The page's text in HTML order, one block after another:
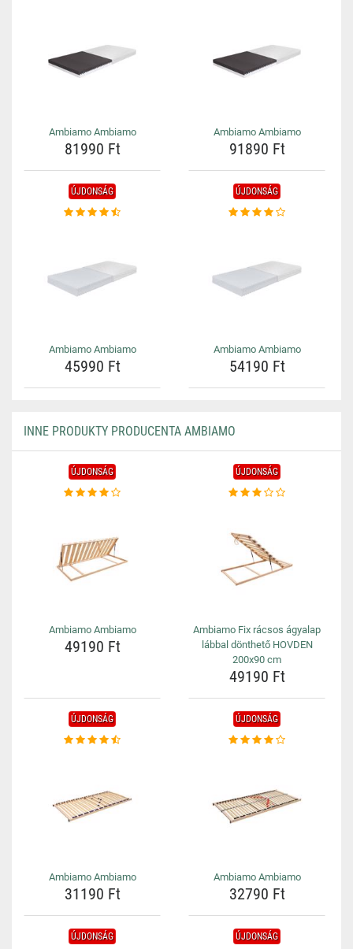
Ambiamo Ambiamo
81990 Ft
Ambiamo Ambiamo
91890 Ft
ÚJDONSÁG
Ambiamo Ambiamo
45990 Ft
ÚJDONSÁG
Ambiamo Ambiamo
54190 Ft
INNE PRODUKTY PRODUCENTA AMBIAMO
ÚJDONSÁG
Ambiamo Ambiamo
49190 Ft
ÚJDONSÁG
Ambiamo Fix rácsos ágyalap
lábbal dönthető HOVDEN
200x90 cm
49190 Ft
ÚJDONSÁG
Ambiamo Ambiamo
31190 Ft
ÚJDONSÁG
Ambiamo Ambiamo
32790 Ft
ÚJDONSÁG ÚJDONSÁG